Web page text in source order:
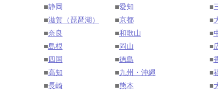
■静岡 ■愛知 ■
■滋賀（琵琶湖） ■京都 ■
■奈良 ■和歌山 ■
■島根 ■ 岡山 ■
■ 四国 ■徳島 ■
■高知 ■九州・沖縄 ■
■長崎 ■熊本 ■